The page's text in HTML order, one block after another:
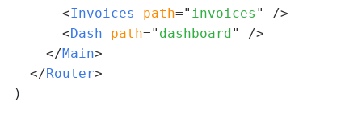
<Invoices path=" invoices "
/>
<Dash path=" dashboard"
/>
</Main>
</Router>